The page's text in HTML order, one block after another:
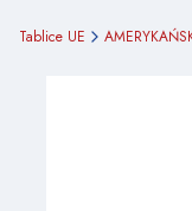
Tablice UE